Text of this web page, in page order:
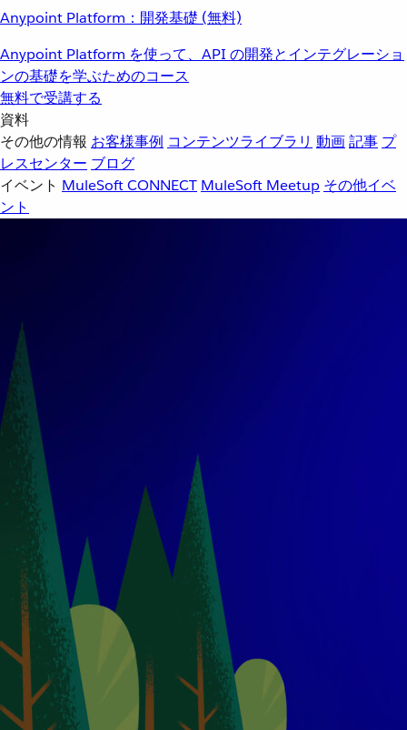
Anypoint Platform：開発基礎 (無料)
Anypoint Platform を使って、API の開発とインテグレーショ
ンの基礎を学ぶためのコース
無料で受講する
資料
その他の情報 お客様事例 コンテンツライブラリ 動画記事 プ
レスセンター ブログ
イベント MuleSoft CONNECT MuleSoft Meetup その他イベ
ント